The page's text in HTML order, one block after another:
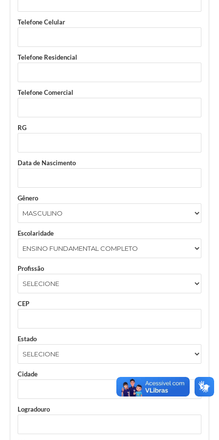
Telefone Celular
Telefone Residencial
Telefone Comercial
RG
Data de Nascimento
Gênero
Escolaridade
Profissão
CEP
Estado
Cidade
Logradouro